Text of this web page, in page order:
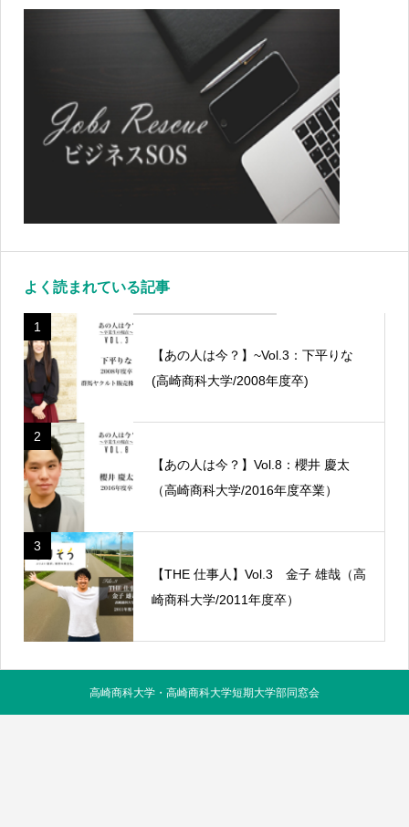
よく読まれている記事
1
【あの人は今？】~Vol.3：下平りな
(高崎商科大学/2008年度卒)
2
【あの人は今？】Vol.8：櫻井 慶太
（高崎商科大学/2016年度卒業）
3
【THE 仕事人】Vol.3 金子 雄哉（高
崎商科大学/2011年度卒）
高崎商科大学・高崎商科大学短期大学部同窓会